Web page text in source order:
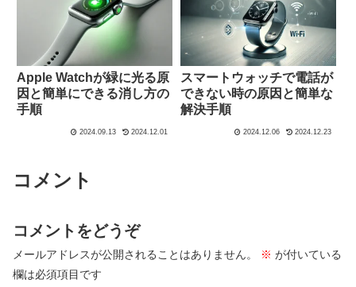
Apple Watchが緑に光る原
因と簡単にできる消し方の
手順
2024.09.13 2024.12.01
スマートウォッチで電話が
できない時の原因と簡単な
解決手順
2024.12.06 2024.12.23
コメント
コメントをどうぞ
メールアドレスが公開されることはありません。 ※ が付いている
欄は必須項目です